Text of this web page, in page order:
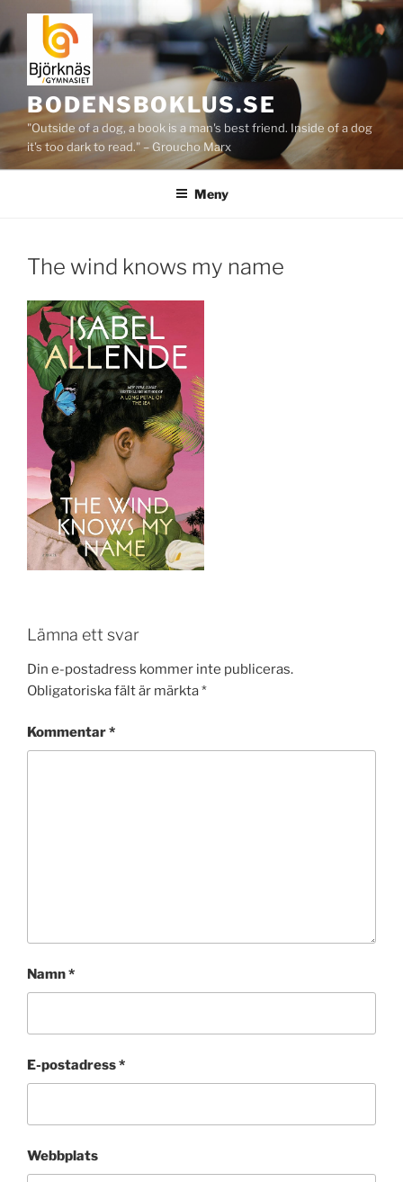
Hoppa
till
innehåll
BODENSBOKLUS.SE
"Outside of a dog, a book is a man's best friend. Inside of a dog
it's too dark to read." – Groucho Marx
Meny
The wind knows my name
Lämna ett svar
Din e-postadress kommer inte publiceras.
Obligatoriska fält är märkta*
Kommentar*
Namn*
E-postadress*
Webbplats